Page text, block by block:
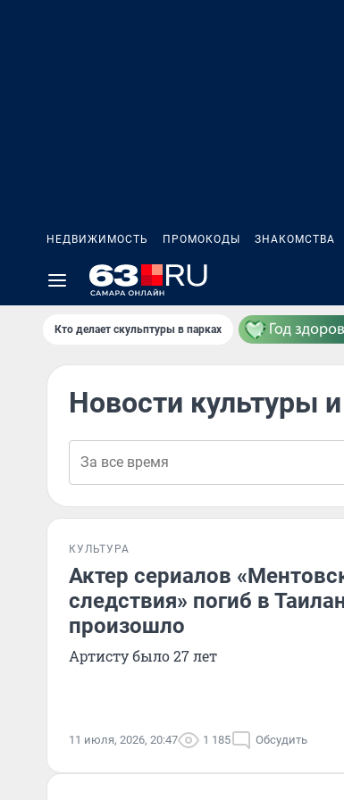
НЕДВИЖИМОСТЬ ПРОМОКОДЫ ЗНАКОМСТВА
Кто делает скульптуры в парках
Новости культуры
КУЛЬТУРА
Актер сериалов
следствия» погиб в
произошло
Артисту было 27 лет
11 июля, 2026, 20:47 1 185 Обсудить